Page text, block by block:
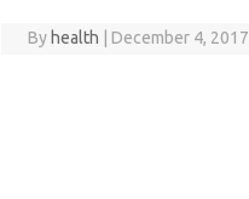
By health December 4, 2017